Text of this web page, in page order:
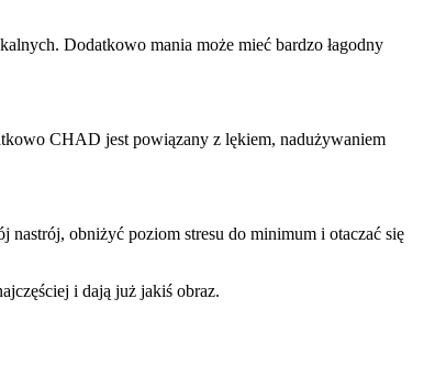
Dodatkowo mania może mieć bardzo łagodny
CHAD jest powiązany z lękiem, nadużywaniem
obniżyć poziom stresu do minimum i otaczać się
i dają już jakiś obraz.